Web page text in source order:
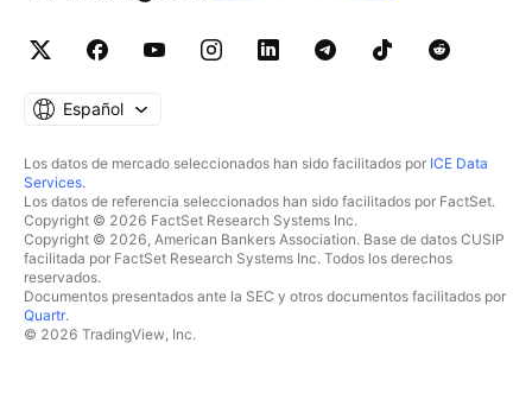
Español
Los datos de mercado seleccionados han sido facilitados por ICE Data
Services.
Los datos de referencia seleccionados han sido facilitados por FactSet.
Copyright © 2026 FactSet Research Systems Inc.
Copyright © 2026, American Bankers Association. Base de datos CUSIP
facilitada por FactSet Research Systems Inc. Todos los derechos
reservados.
Documentos presentados ante la SEC y otros documentos facilitados por
Quartr.
© 2026 TradingView, Inc.